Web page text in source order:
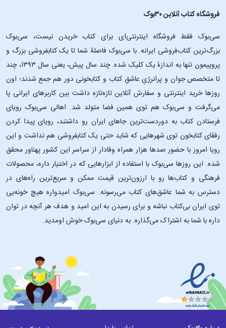
فروشگاه کتاب آنلاین ۳۰بوک
سی‌بوک فقط فروشگاه اینترنتی‌ای برای کتاب خریدن نیست، سی‌بوک
بزرگ‌ترین کتاب‌فروشی ایرانه. با سی‌بوک فاصلۀ شما تا یک کتابفروشی بزرگ و
پروپیمون تنها به اندازۀ یک کلیک شده. چند سال پیش، یعنی سال ۱۳۹۳، چند
تا متخصص جوان و پرانرژیِ عاشقِ کتاب و کتابخونی دور هم جمع شدند؛ اون‌
روزها خرید اینترنتی و سفارش آنلاین تازه‌تازه داشت بین کاربرهای ایرانی پا
می‌گرفت و سی‌بوک هم توی همین فضا متولد شد. اهالی سی‌بوک رویای
فرستادن کتاب به دوردست‌ترین جاهای ایران رو داشتند، رویای پیدا کردن
رفقای کتابخون توی شهرهایی که شاید حتی یک کتابفروشی هم نداشت و این
رویا امروز با حضور صدها هزار همراه وفادار از سراسر این کشور پهناور محقق
شده. این ‌روزها سی‌بوک با استفاده از ابزارهایی که در اختیار داره، محصولات
فرهنگی و کتاب‌ها رو با ارزون‌ترین قیمت ممکن و سریع‌ترین راه‌های در
دسترس به شما عاشق‌های کتاب می‌رسونه. سی‌بوک امیدواره هیچ خونه‌یی
توی ایران بی‌کتاب نباشه و برای رسیدن به این امید و هدف هر آنچه در توان
داره با شما به اشتراک می‌گذاره. به دنیای سی‌بوک خوش اومدید.